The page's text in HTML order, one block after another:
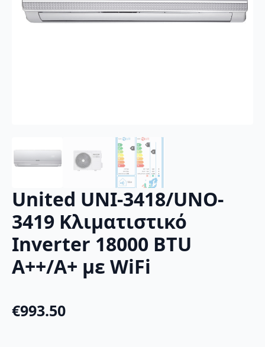
United UNI-3418/UNO-
3419 Κλιματιστικό
Inverter 18000 BTU
A++/A+ με WiFi
€993.50